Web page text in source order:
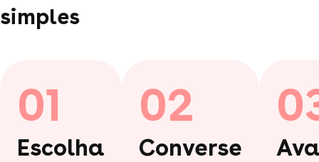
simples
01
Escolha
02
Converse